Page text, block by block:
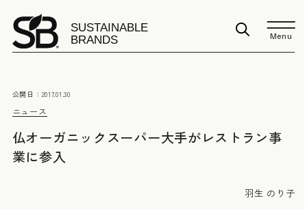
Menu
ニュース
公開日： 2017.01.30
仏オーガニックスーパー大手がレストラン事
業に参入
羽生 のり子